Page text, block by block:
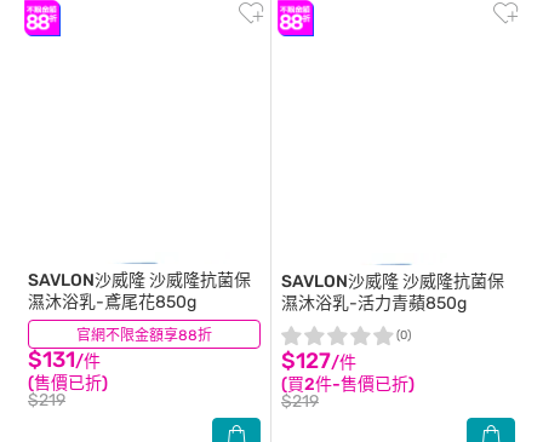
官網不限金額享88折
SAVLON沙威隆沙威隆抗菌保
濕沐浴乳-鳶尾花850g
$131/件
(售價已折)
$219
(8)
SAVLON沙威隆沙威隆抗菌保
濕沐浴乳-活力青蘋850g
$127/件
(買2件-售價已折)
$219
(0)